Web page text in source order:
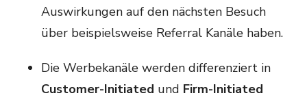
Auswirkungen auf den nächsten Besuch
über beispielsweise Referral Kanäle haben.
Die Werbekanäle werden differenziert in
Customer-Initiated und Firm-Initiated